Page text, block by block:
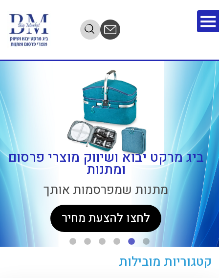
מתנות שמפרסמות
אותך
השאירו פרטים ונחזור אליכם
בהקדם
ביג מרקט יבוא ושיווק מוצרי פרסום
ומתנות
מתנות שמפרסמות אותך
לחצו להצעת מחיר
קטגוריות מובילות